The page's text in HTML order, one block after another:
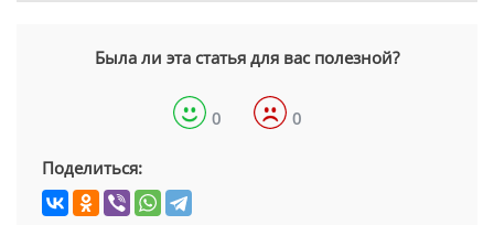
Была ли эта статья для вас полезной?
0 0
Поделиться: